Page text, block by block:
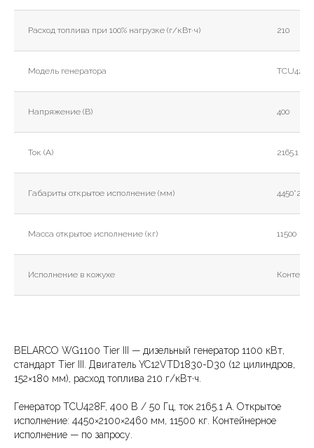
Расход топлива при 100% нагрузке (г/кВт·ч) 210
Модель генератора TCU428F
Напряжение (В) 400
Ток (А) 2165.1
Габариты открытое исполнение (мм)
Масса открытое исполнение (кг) 11500
Исполнение в кожухе
BELARCO WG1100 Tier III — дизельный генератор 1100 кВт,
стандарт Tier III. Двигатель YC12VTD1830-D30 (12 цилиндров,
152×180 мм), расход топлива 210 г/кВт·ч.
Генератор TCU428F, 400 В / 50 Гц, ток 2165.1 А. Открытое
исполнение: 4450×2100×2460 мм, 11500 кг. Контейнерное
исполнение — по запросу.